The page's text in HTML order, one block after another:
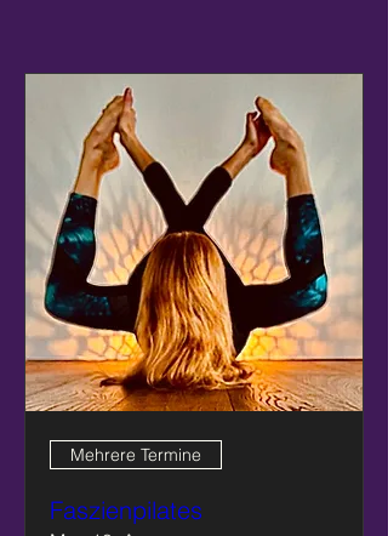
Mehrere Termine
Faszienpilates